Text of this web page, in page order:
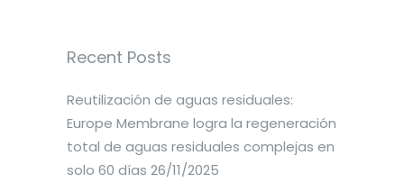
Recent Posts
Reutilización de aguas residuales:
Europe Membrane logra la regeneración
total de aguas residuales complejas en
solo 60 días 26/11/2025